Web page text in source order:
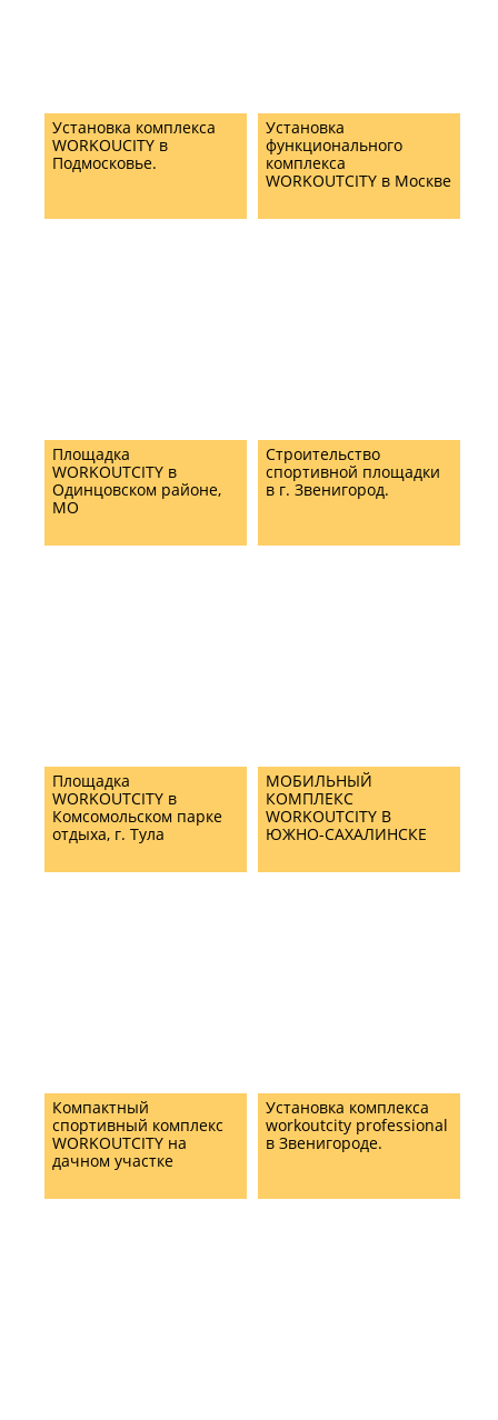
Установка комплекса
WORKOUCITY в
Подмосковье.
Установка
функционального
комплекса
WORKOUTCITY в Москве
Площадка
WORKOUTCITY в
Одинцовском районе,
МО
Строительство
спортивной площадки
в г. Звенигород.
Площадка
WORKOUTCITY в
Комсомольском парке
отдыха, г. Тула
МОБИЛЬНЫЙ
КОМПЛЕКС
WORKOUTCITY В
ЮЖНО-САХАЛИНСКЕ
Компактный
спортивный комплекс
WORKOUTCITY на
дачном участке
Установка комплекса
workoutcity professional
в Звенигороде.